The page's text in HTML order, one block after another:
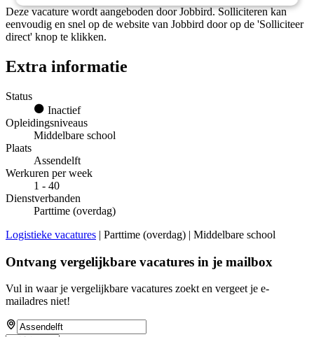
Deze vacature wordt aangeboden door Jobbird. Solliciteren kan
eenvoudig en snel op de website van Jobbird door op de 'Solliciteer
direct' knop te klikken.
Extra informatie
Status
Inactief
Opleidingsniveaus
Middelbare school
Plaats
Assendelft
Werkuren per week
1 - 40
Dienstverbanden
Parttime (overdag)
Logistieke vacatures | Parttime (overdag) | Middelbare school
Ontvang vergelijkbare vacatures in je mailbox
Vul in waar je vergelijkbare vacatures zoekt en vergeet je e-
mailadres niet!